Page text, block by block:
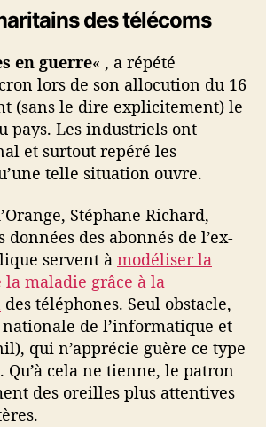
des télécoms
en guerre« , a répété
lors de son allocution du 16
(sans le dire explicitement) le
pays. Les industriels ont
et surtout repéré les
telle situation ouvre.
Stéphane Richard,
données des abonnés de l’ex-
servent à modéliser la
maladie grâce à la
des téléphones. Seul obstacle,
de l’informatique et
qui n’apprécie guère ce type
cela ne tienne, le patron
des oreilles plus attentives